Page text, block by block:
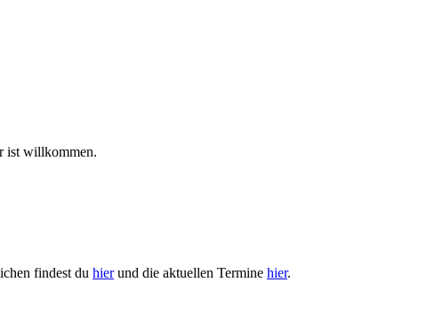
ist willkommen.
findest du hierund die aktuellen Termine hier.